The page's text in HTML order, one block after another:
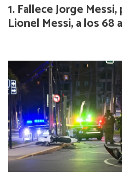
Fallece Jorge
Lionel Messi, a los 68